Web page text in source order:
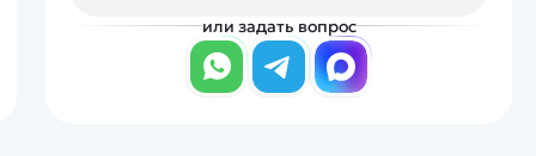
или задать вопрос